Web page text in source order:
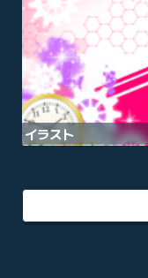
イラスト
動物